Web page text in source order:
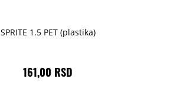
SPRITE 1.5 PET (plastika)
161,00 RSD